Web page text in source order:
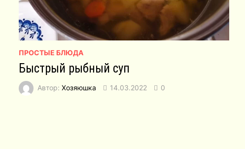
ПРОСТЫЕ БЛЮДА
Быстрый рыбный суп
Автор:Хозяюшка 14.03.2022 0